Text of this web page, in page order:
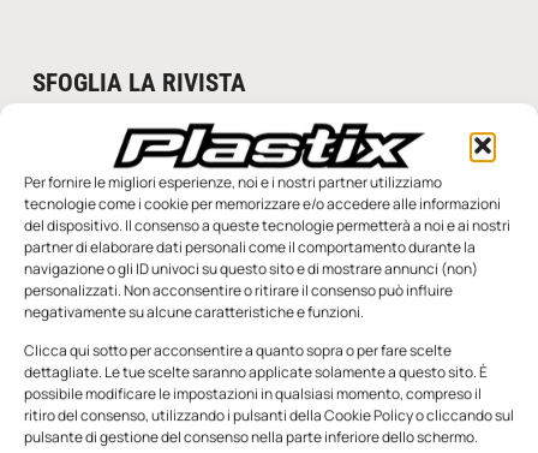
Per fornire le migliori esperienze, noi e i nostri partner utilizziamo
tecnologie come i cookie per memorizzare e/o accedere alle informazioni
del dispositivo. Il consenso a queste tecnologie permetterà a noi e ai nostri
partner di elaborare dati personali come il comportamento durante la
navigazione o gli ID univoci su questo sito e di mostrare annunci (non)
personalizzati. Non acconsentire o ritirare il consenso può influire
negativamente su alcune caratteristiche e funzioni.
Clicca qui sotto per acconsentire a quanto sopra o per fare scelte
dettagliate. Le tue scelte saranno applicate solamente a questo sito. È
possibile modificare le impostazioni in qualsiasi momento, compreso il
ritiro del consenso, utilizzando i pulsanti della Cookie Policy o cliccando sul
pulsante di gestione del consenso nella parte inferiore dello schermo.
SFOGLIA LA RIVISTA
n.5 - Giugno 2026 n.4 - Maggio 2026
Edicola Web
Notizie da Meccanicanews